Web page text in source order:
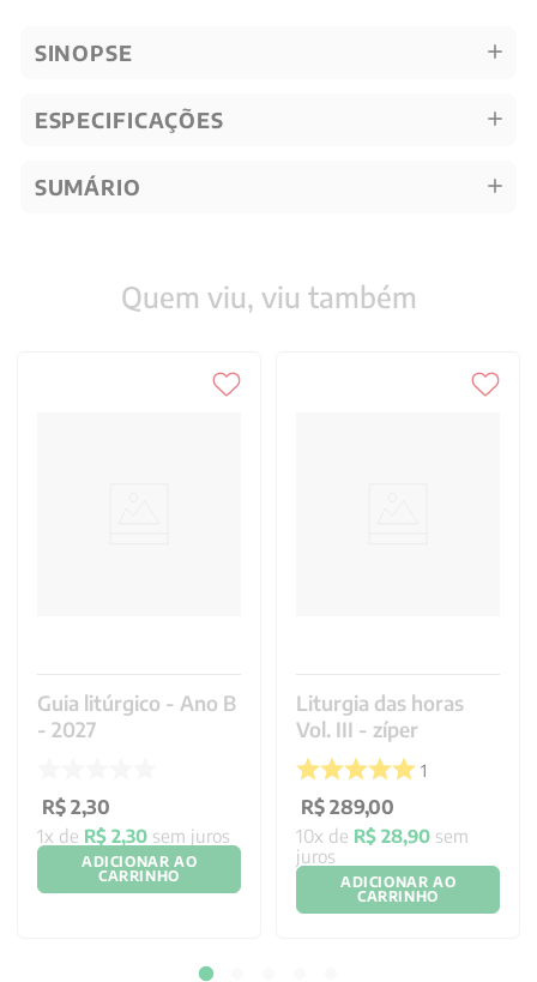
SINOPSE
ESPECIFICAÇÕES
SUMÁRIO
Quem viu, viu também
Guia litúrgico - Ano B
- 2027
R$ 2,30
1x de R$ 2,30 sem juros
ADICIONAR AO
CARRINHO
Liturgia das horas
Vol. III - zíper
1
R$ 289,00
10x de R$ 28,90 sem
juros
ADICIONAR AO
CARRINHO